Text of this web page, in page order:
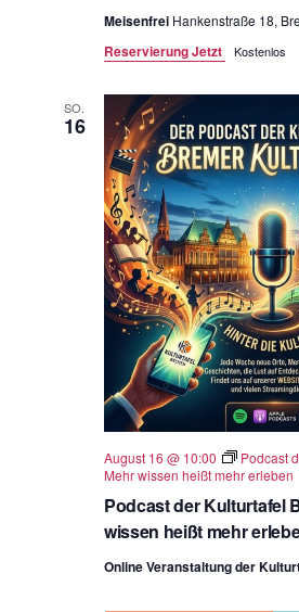
Meisenfrei Hankenstraße 18,
Reservierung Jetzt Kostenlos
SO.
16
Podcast der Kulturtafel
wissen heißt mehr
August 16 @ 10:00
Podcast
Mehr wissen heißt mehr erleben
Online Veranstaltung der